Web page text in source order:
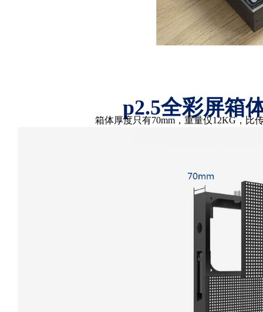
p2.5全彩屏箱
箱体厚度只有70mm，重量仅12KG，比